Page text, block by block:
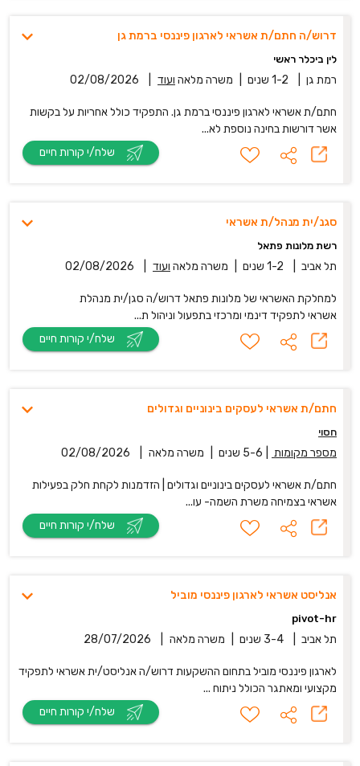
דרוש/ה חתם/ת אשראי לארגון פיננסי ברמת גן
לין ביכלר ראשי
רמת גן 1-2 שנים משרה מלאה ועוד 02/08/2026
חתם/ת אשראי לארגון פיננסי ברמת גן. התפקיד כולל אחריות על בקשות
אשר דורשות בחינה נוספת לא...
סגנ/ית מנהל/ת אשראי
רשת מלונות פתאל
תל אביב 1-2 שנים משרה מלאה ועוד 02/08/2026
למחלקת האשראי של מלונות פתאל דרוש/ה סגן/ית מנהלת
אשראי לתפקיד דינמי ומרכזי בתפעול וניהול ת...
חתם/ת אשראי לעסקים בינוניים וגדולים
חסוי
מספר מקומות 5-6 שנים משרה מלאה 02/08/2026
חתם/ת אשראי לעסקים בינוניים וגדולים | הזדמנות לקחת חלק בפעילות
אשראי בצמיחה משרת השמה- עו...
אנליסט אשראי לארגון פיננסי מוביל
pivot-hr
תל אביב 3-4 שנים משרה מלאה 28/07/2026
לארגון פיננסי מוביל בתחום ההשקעות דרוש/ה אנליסט/ית אשראי לתפקיד
מקצועי ומאתגר הכולל ניתוח ...